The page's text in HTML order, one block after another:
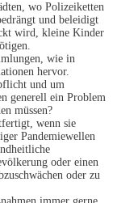
wo Polizeiketten
und beleidigt
wird, kleine Kinder
wie in
hervor.
und um
generell ein Problem
müssen?
wenn sie
Pandemiewellen
oder einen
oder zu